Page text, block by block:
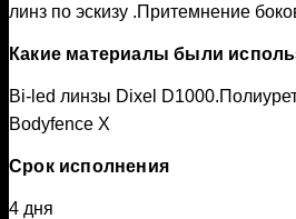
линз по эскизу .Притемнение
Какие материалы были
Bi-led линзы Dixel
Bodyfence X
Срок исполнения
4 дня